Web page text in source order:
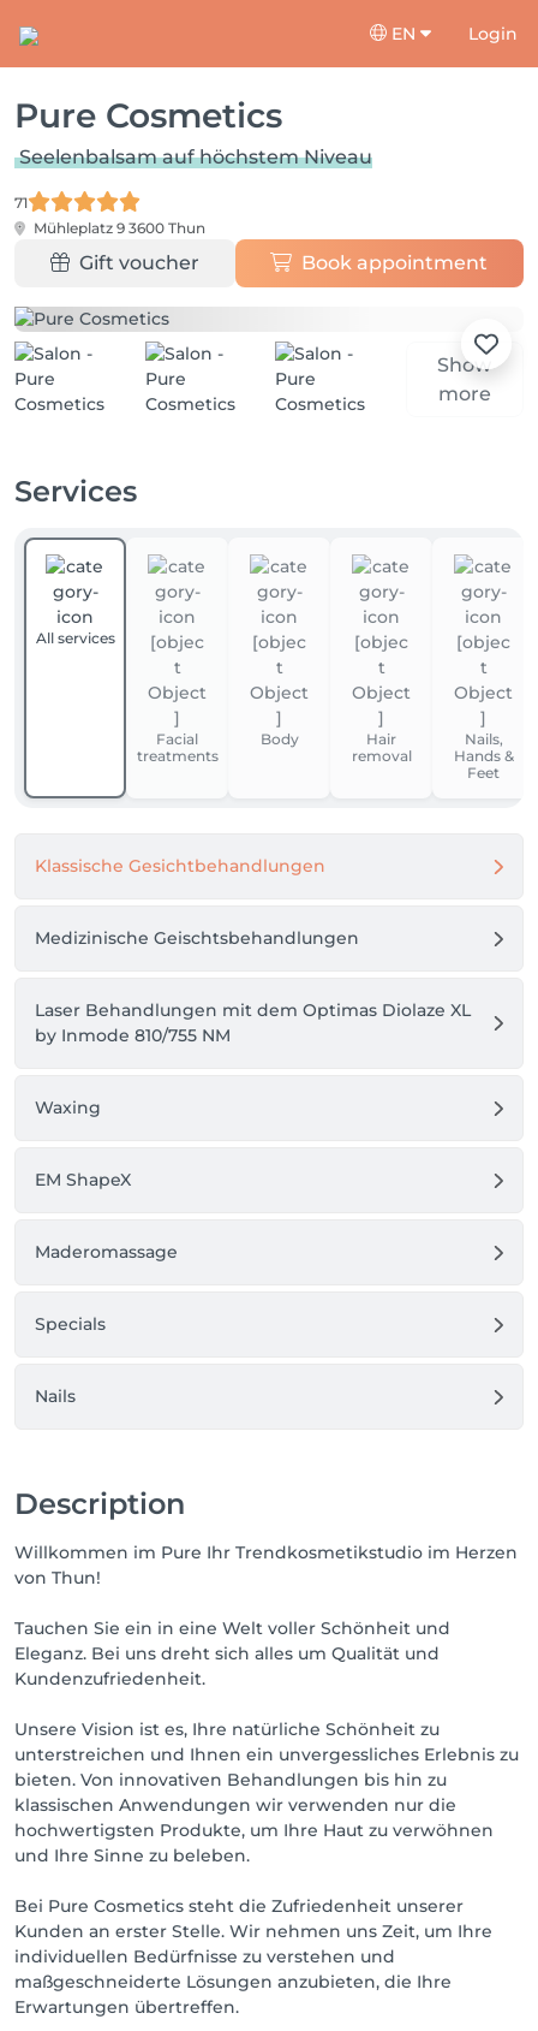
EN Login
Pure Cosmetics
Seelenbalsam auf höchstem Niveau
71
Mühleplatz 9 3600 Thun
Gift voucher Book appointment
Show
more
Services
All services
Facial
treatments
Body
Hair
removal
Nails,
Hands &
Feet
Klassische Gesichtbehandlungen
Medizinische Geischtsbehandlungen
Laser Behandlungen mit dem Optimas Diolaze XL
by Inmode 810/755 NM
Waxing
EM ShapeX
Maderomassage
Specials
Nails
Description
Willkommen im Pure Ihr Trendkosmetikstudio im Herzen
von Thun!
Tauchen Sie ein in eine Welt voller Schönheit und
Eleganz. Bei uns dreht sich alles um Qualität und
Kundenzufriedenheit.
Unsere Vision ist es, Ihre natürliche Schönheit zu
unterstreichen und Ihnen ein unvergessliches Erlebnis zu
bieten. Von innovativen Behandlungen bis hin zu
klassischen Anwendungen wir verwenden nur die
hochwertigsten Produkte, um Ihre Haut zu verwöhnen
und Ihre Sinne zu beleben.
Bei Pure Cosmetics steht die Zufriedenheit unserer
Kunden an erster Stelle. Wir nehmen uns Zeit, um Ihre
individuellen Bedürfnisse zu verstehen und
maßgeschneiderte Lösungen anzubieten, die Ihre
Erwartungen übertreffen.